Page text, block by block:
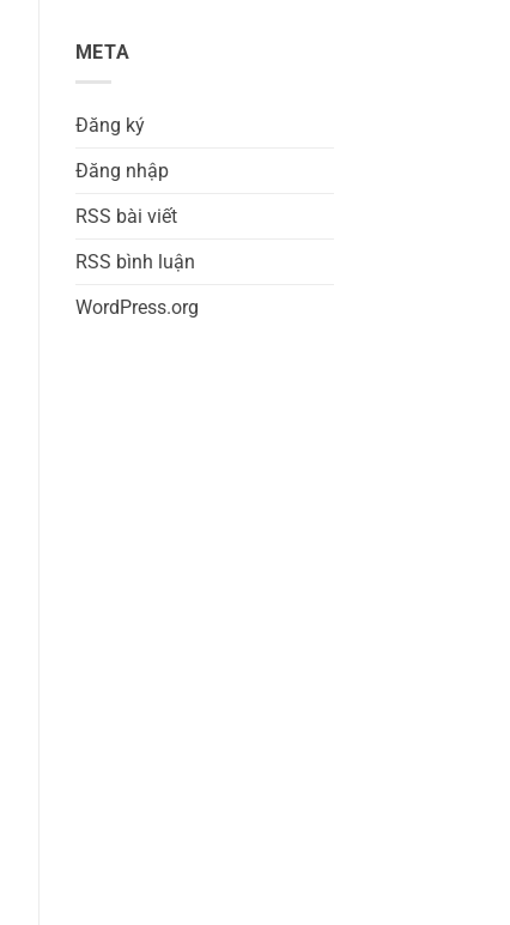
META
Đăng ký
Đăng nhập
RSS bài viết
RSS bình luận
WordPress.org